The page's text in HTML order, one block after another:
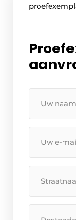
naam*
mailadres*